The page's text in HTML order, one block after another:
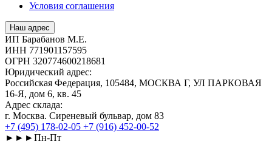
Условия соглашения
Наш адрес
ИП Барабанов М.Е.
ИНН 771901157595
ОГРН 320774600218681
Юридический адрес:
Российская Федерация, 105484, МОСКВА Г, УЛ ПАРКОВАЯ
16-Я, дом 6, кв. 45
Адрес склада:
г. Москва. Сиреневый бульвар, дом 83
+7 (495) 178-02-05 +7 (916) 452-00-52
►►►Пн-Пт